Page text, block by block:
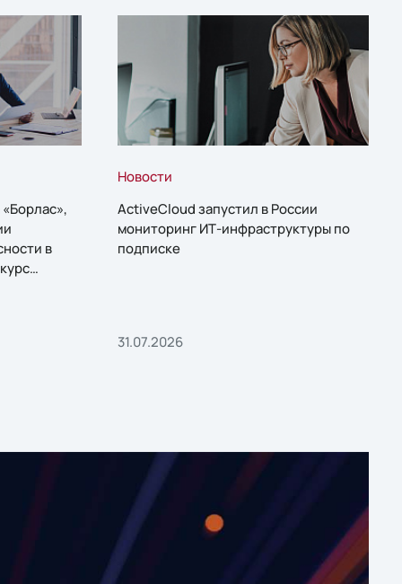
в
Новости
ActiveCloud запустил в России
мониторинг ИТ-инфраструктуры по
подписке
31.07.2026